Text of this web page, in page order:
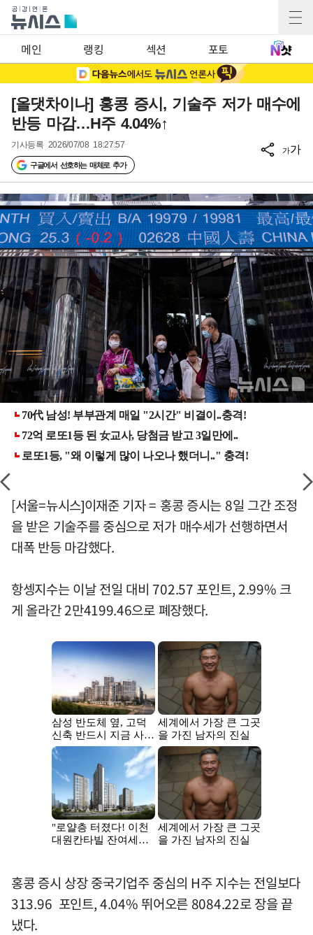
메인 랭킹 섹션 포토
[올댓차이나] 홍콩 증시, 기술주 저가 매수에
반등 마감…H주 4.04%↑
기사등록 2026/07/08 18:27:57
구글에서 선호하는 매체로 추가
가가
[서울=뉴시스]이재준 기자 = 홍콩 증시는 8일 그간 조정
을 받은 기술주를 중심으로 저가 매수세가 선행하면서
대폭 반등 마감했다.
항셍지수는 이날 전일 대비 702.57 포인트, 2.99% 크
게 올라간 2만4199.46으로 폐장했다.
홍콩 증시 상장 중국기업주 중심의 H주 지수는 전일보다
313.96 포인트, 4.04% 뛰어오른 8084.22로 장을 끝
냈다.